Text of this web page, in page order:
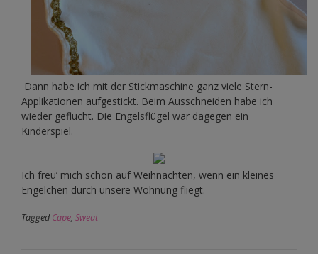
Dann habe ich mit der Stickmaschine ganz viele Stern-
Applikationen aufgestickt. Beim Ausschneiden habe ich
wieder geflucht. Die Engelsflügel war dagegen ein
Kinderspiel.
Ich freu’ mich schon auf Weihnachten, wenn ein kleines
Engelchen durch unsere Wohnung fliegt.
TaggedCape, Sweat